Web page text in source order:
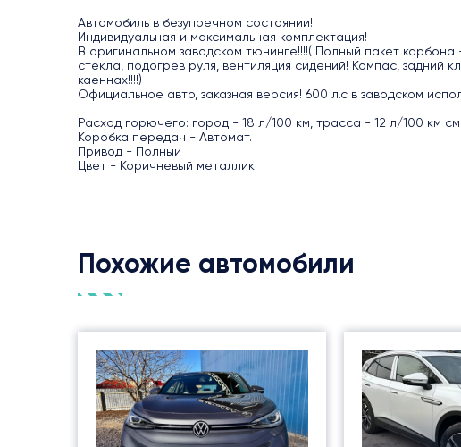
Автомобиль в безупречном состоянии!
Индивидуальная и максимальная комплектация!
В оригинальном заводском тюнинге!!!!( Полный пакет
стекла, подогрев руля, вентиляция сидений! Компас, задний
каеннах!!!!)
Официальное авто, заказная версия! 600 л.с в заводском
Расход горючего: город - 18 л/100 км, трасса - 12 л/100 км
Коробка передач - Автомат.
Привод - Полный
Цвет - Коричневый металлик
Похожие автомобили